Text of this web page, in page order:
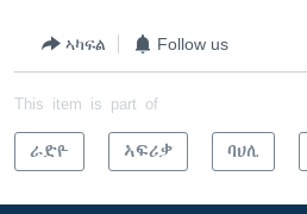
ኣካፍል Follow us
This item is part of
ራድዮ ኣፍሪቃ ባህሊ